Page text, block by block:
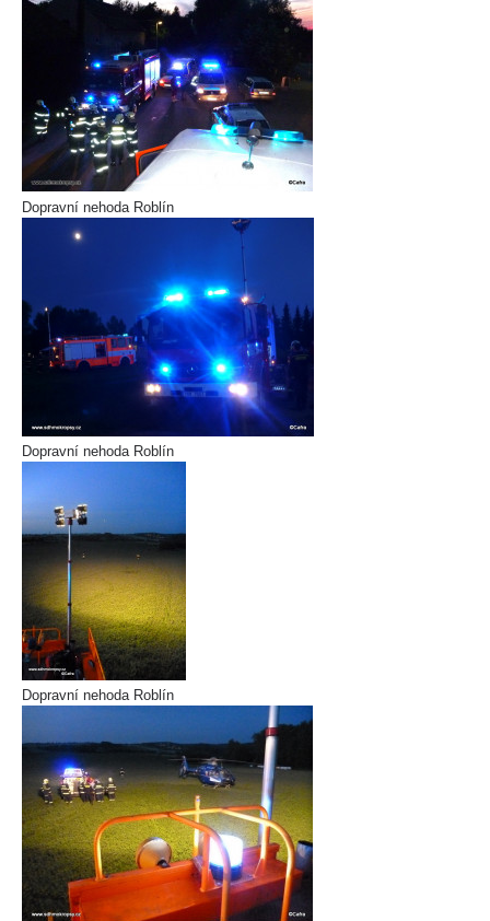
Dopravní nehoda Roblín
Dopravní nehoda Roblín
Dopravní nehoda Roblín